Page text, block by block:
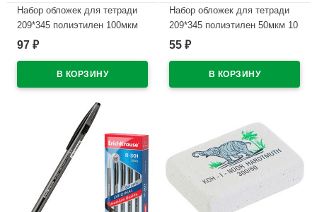
Набор обложек для тетради
209*345 полиэтилен 100мкм
10 штук в наборе арт Т100-10
97 ₽
Набор обложек для тетради
209*345 полиэтилен 50мкм 10
штук в наборе арт Т50-10
55 ₽